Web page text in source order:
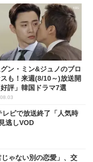
ン・ミン&ジュノのブロ
も！来週(8/10～)放送開
評」韓国ドラマ7選
ビで放送終了「人気時
逃しVOD
ゃない別の恋愛」、交